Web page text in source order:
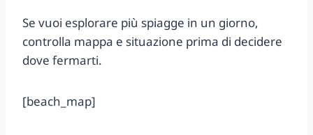
Se vuoi esplorare più spiagge in un giorno,
controlla mappa e situazione prima di decidere
dove fermarti.
[beach_map]